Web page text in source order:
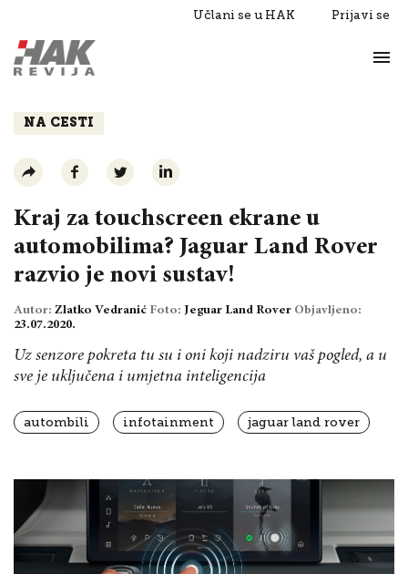
Učlani se u HAK Prijavi se
Razgovori
NA CESTI
Kraj za touchscreen ekrane u
automobilima? Jaguar Land Rover
razvio je novi sustav!
Autor: Zlatko Vedranić Foto: Jeguar Land Rover Objavljeno:
23.07.2020.
Uz senzore pokreta tu su i oni koji nadziru vaš pogled, a u
sve je uključena i umjetna inteligencija
autombili infotainment jaguar land rover